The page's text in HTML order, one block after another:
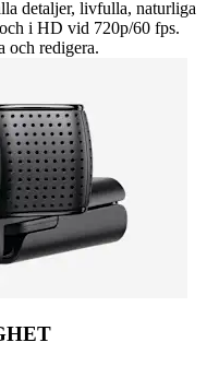
detaljer, livfulla, naturliga
i HD vid 720p/60 fps.
och redigera.